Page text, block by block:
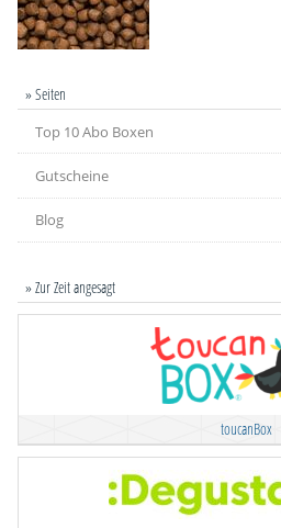
» Seiten
Top 10 Abo Boxen
Gutscheine
Blog
» Zur Zeit angesagt
toucanBox